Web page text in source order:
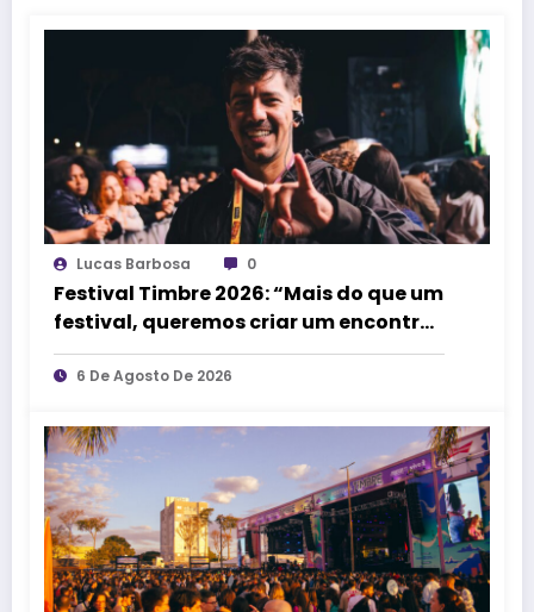
Lucas Barbosa 0
Festival Timbre 2026: “Mais do que um
festival, queremos criar um encontro
que transforme pessoas e a cidade”,
afirma Lucas Cordeiro
6 De Agosto De 2026